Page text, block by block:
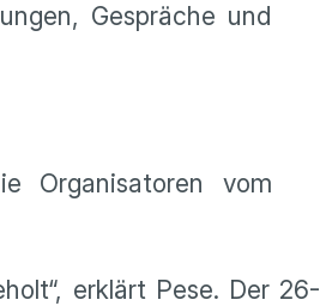
Gespräche und
Organisatoren vom
erklärt Pese. Der 26-